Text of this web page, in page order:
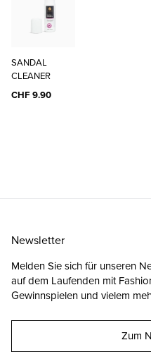
SANDAL
CLEANER
CHF 9.90
Newsletter
Melden Sie sich für unseren
auf dem Laufenden mit
Gewinnspielen und vielem
Zum